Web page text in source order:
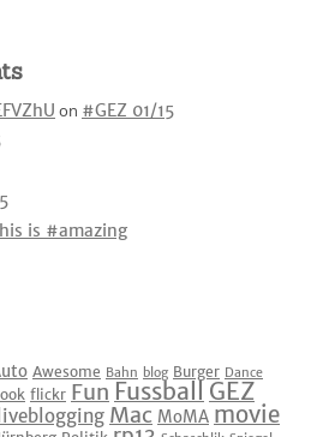
on #GEZ 01/15
is #amazing
Awesome Bahn blog Burger Dance
flickr Fun Fussball GEZ
liveblogging Mac MoMA movie